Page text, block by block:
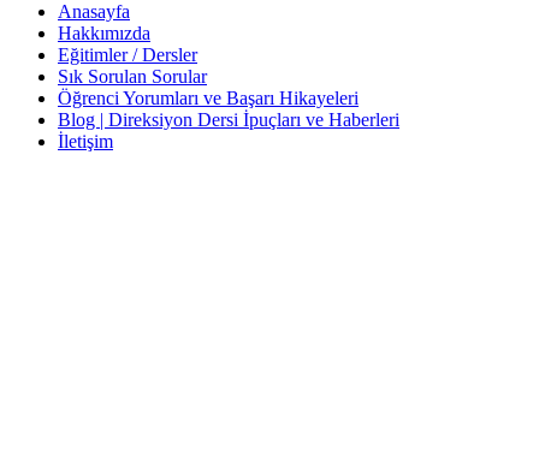
Anasayfa
Hakkımızda
Eğitimler / Dersler
Sık Sorulan Sorular
Öğrenci Yorumları ve Başarı Hikayeleri
Blog | Direksiyon Dersi İpuçları ve Haberleri
İletişim